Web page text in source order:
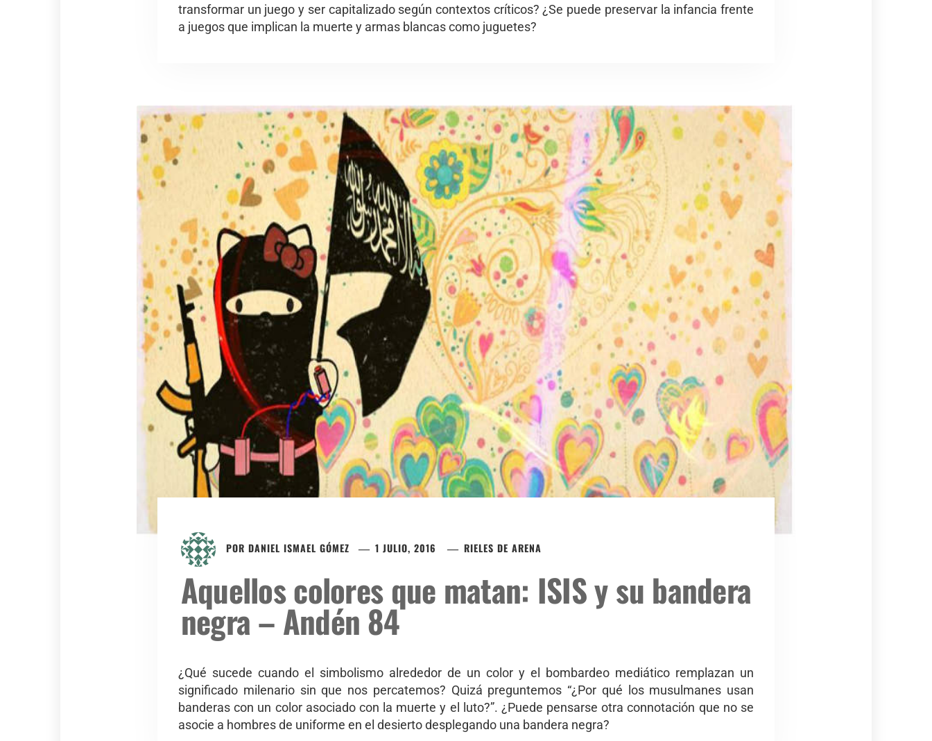
transformar un juego y ser capitalizado según contextos críticos? ¿Se puede preservar la infancia frente
a juegos que implican la muerte y armas blancas como juguetes?
POR DANIEL ISMAEL GÓMEZ 1 JULIO, 2016 RIELES DE ARENA
Aquellos colores que matan: ISIS y su bandera
negra – Andén 84
¿Qué sucede cuando el simbolismo alrededor de un color y el bombardeo mediático remplazan un
significado milenario sin que nos percatemos? Quizá preguntemos “¿Por qué los musulmanes usan
banderas con un color asociado con la muerte y el luto?”. ¿Puede pensarse otra connotación que no se
asocie a hombres de uniforme en el desierto desplegando una bandera negra?